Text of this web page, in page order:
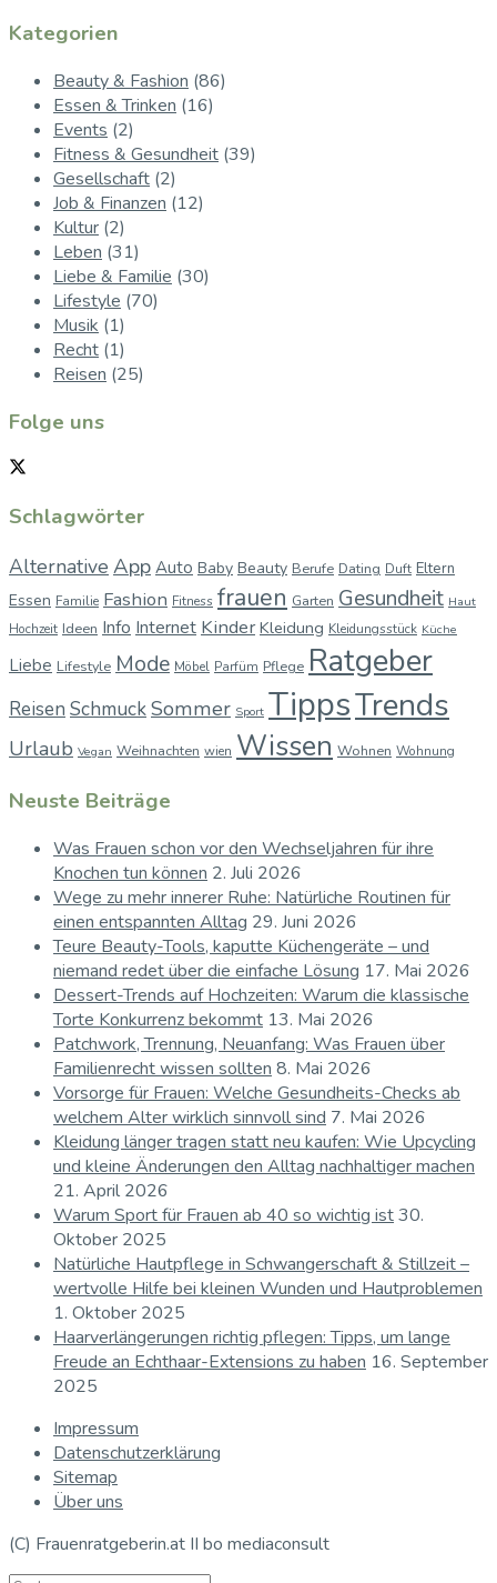
Kategorien
Beauty & Fashion (86)
Essen & Trinken (16)
Events (2)
Fitness & Gesundheit (39)
Gesellschaft (2)
Job & Finanzen (12)
Kultur (2)
Leben (31)
Liebe & Familie (30)
Lifestyle (70)
Musik (1)
Recht (1)
Reisen (25)
Folge uns
Schlagwörter
Alternative App Auto Baby Beauty Berufe Dating Duft Eltern
Essen Familie Fashion Fitness frauen Garten Gesundheit Haut
Hochzeit Ideen Info Internet Kinder Kleidung Kleidungsstück Küche
Liebe Lifestyle Mode Möbel Parfüm Pflege Ratgeber
Reisen SchmuckSommer Sport TippsTrends
Urlaub Vegan Weihnachten wien Wissen Wohnen Wohnung
Neuste Beiträge
Was Frauen schon vor den Wechseljahren für ihre
Knochen tun können 2. Juli 2026
Wege zu mehr innerer Ruhe: Natürliche Routinen für
einen entspannten Alltag 29. Juni 2026
Teure Beauty-Tools, kaputte Küchengeräte – und
niemand redet über die einfache Lösung 17. Mai 2026
Dessert-Trends auf Hochzeiten: Warum die klassische
Torte Konkurrenz bekommt 13. Mai 2026
Patchwork, Trennung, Neuanfang: Was Frauen über
Familienrecht wissen sollten 8. Mai 2026
Vorsorge für Frauen: Welche Gesundheits-Checks ab
welchem Alter wirklich sinnvoll sind 7. Mai 2026
Kleidung länger tragen statt neu kaufen: Wie Upcycling
und kleine Änderungen den Alltag nachhaltiger machen
21. April 2026
Warum Sport für Frauen ab 40 so wichtig ist30.
Oktober 2025
Natürliche Hautpflege in Schwangerschaft & Stillzeit –
wertvolle Hilfe bei kleinen Wunden und Hautproblemen
1. Oktober 2025
Haarverlängerungen richtig pflegen: Tipps, um lange
Freude an Echthaar-Extensions zu haben 16. September
2025
Impressum
Datenschutzerklärung
Sitemap
Über uns
(C) Frauenratgeberin.at II bo mediaconsult